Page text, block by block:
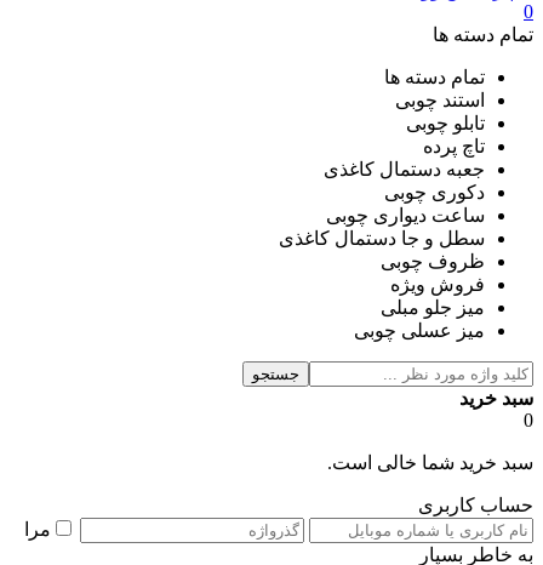
0
تمام دسته ها
تمام دسته ها
استند چوبی
تابلو چوبی
تاچ پرده
جعبه دستمال کاغذی
دکوری چوبی
ساعت دیواری چوبی
سطل و جا دستمال کاغذی
ظروف چوبی
فروش ویژه
میز جلو مبلی
میز عسلی چوبی
جستجو
سبد خرید
0
سبد خرید شما خالی است.
حساب کاربری
مرا
به خاطر بسپار